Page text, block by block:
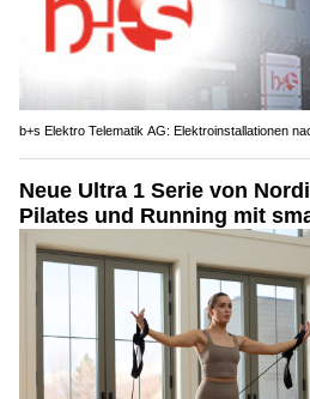
b+s Elektro Telematik AG: Elektroinstallationen
Neue Ultra 1 Serie von
Pilates und Running mit